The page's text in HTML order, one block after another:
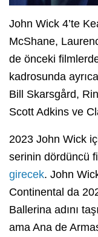
John Wick 4’te
McShane,
de önceki
kadrosunda
Bill Skarsgård,
Scott Adkins ve
2023 John Wick
serinin dördüncü
girecek. John
Continental da
Ballerina adını
ama Ana de